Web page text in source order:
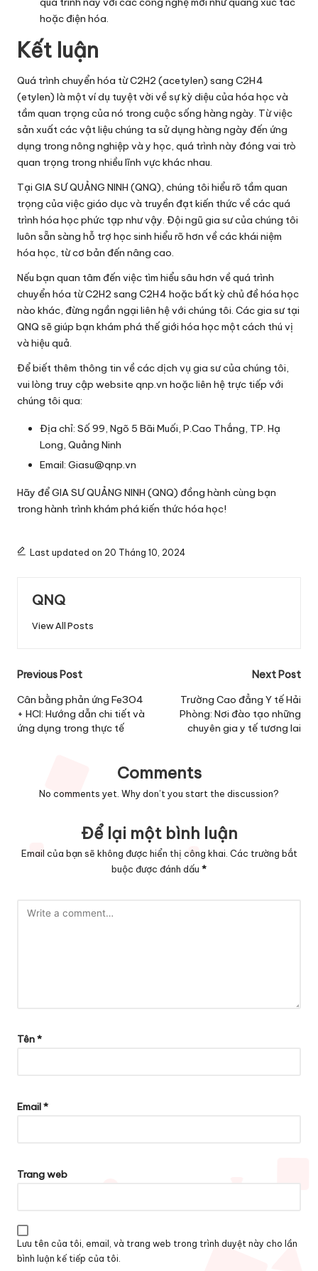
hoặc điện hóa.
Kết luận
Quá trình chuyển hóa từ C2H2 (acetylen) sang C2H4
(etylen) là một ví dụ tuyệt vời về sự kỳ diệu của hóa học và
tầm quan trọng của nó trong cuộc sống hàng ngày. Từ việc
sản xuất các vật liệu chúng ta sử dụng hàng ngày đến ứng
dụng trong nông nghiệp và y học, quá trình này đóng vai trò
quan trọng trong nhiều lĩnh vực khác nhau.
Tại GIA SƯ QUẢNG NINH (QNQ), chúng tôi hiểu rõ tầm quan
trọng của việc giáo dục và truyền đạt kiến thức về các quá
trình hóa học phức tạp như vậy. Đội ngũ gia sư của chúng tôi
luôn sẵn sàng hỗ trợ học sinh hiểu rõ hơn về các khái niệm
hóa học, từ cơ bản đến nâng cao.
Nếu bạn quan tâm đến việc tìm hiểu sâu hơn về quá trình
chuyển hóa từ C2H2 sang C2H4 hoặc bất kỳ chủ đề hóa học
nào khác, đừng ngần ngại liên hệ với chúng tôi. Các gia sư tại
QNQ sẽ giúp bạn khám phá thế giới hóa học một cách thú vị
và hiệu quả.
Để biết thêm thông tin về các dịch vụ gia sư của chúng tôi,
vui lòng truy cập website qnp.vn hoặc liên hệ trực tiếp với
chúng tôi qua:
Địa chỉ: Số 99, Ngõ 5 Bãi Muối, P.Cao Thắng, TP. Hạ
Long, Quảng Ninh
Email: Giasu@qnp.vn
Hãy để GIA SƯ QUẢNG NINH (QNQ) đồng hành cùng bạn
trong hành trình khám phá kiến thức hóa học!
Last updated on 20 Tháng 10, 2024
QNQ
View All Posts
Post
navigation
Previous Post
Cân bằng phản ứng Fe3O4
+ HCl: Hướng dẫn chi tiết và
ứng dụng trong thực tế
Next Post
Trường Cao đẳng Y tế Hải
Phòng: Nơi đào tạo những
chuyên gia y tế tương lai
Comments
No comments yet. Why don’t you start the discussion?
Để lại một bình luận
Email của bạn sẽ không được hiển thị công khai. Các trường bắt
buộc được đánh dấu *
Tên*
Email*
Trang web
Lưu tên của tôi, email, và trang web trong trình duyệt này cho lần
bình luận kế tiếp của tôi.